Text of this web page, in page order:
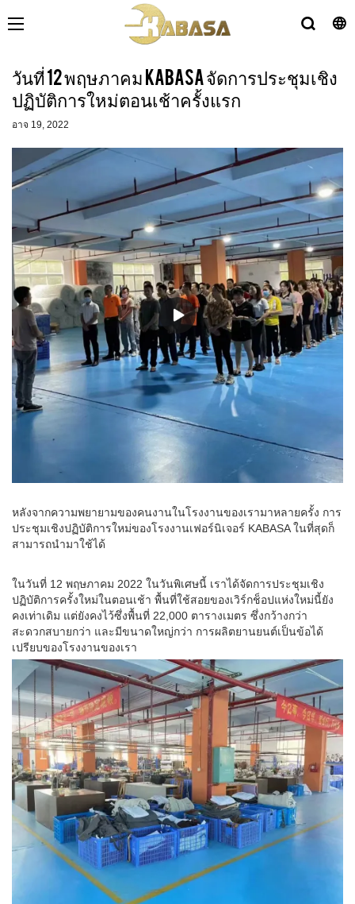
วันที่ 12 พฤษภาคม KABASA จัดการประชุมเชิง
ปฏิบัติการใหม่ตอนเช้าครั้งแรก
อาจ 19, 2022
หลังจากความพยายามของคนงานในโรงงานของเรามาหลายครั้ง การ
ประชุมเชิงปฏิบัติการใหม่ของโรงงานเฟอร์นิเจอร์ KABASA ในที่สุดก็
สามารถนำมาใช้ได้
ในวันที่ 12 พฤษภาคม 2022 ในวันพิเศษนี้ เราได้จัดการประชุมเชิง
ปฏิบัติการครั้งใหม่ในตอนเช้า พื้นที่ใช้สอยของเวิร์กช็อปแห่งใหม่นี้ยัง
คงเท่าเดิม แต่ยังคงไว้ซึ่งพื้นที่ 22,000 ตารางเมตร ซึ่งกว้างกว่า
สะดวกสบายกว่า และมีขนาดใหญ่กว่า การผลิตยานยนต์เป็นข้อได้
เปรียบของโรงงานของเรา